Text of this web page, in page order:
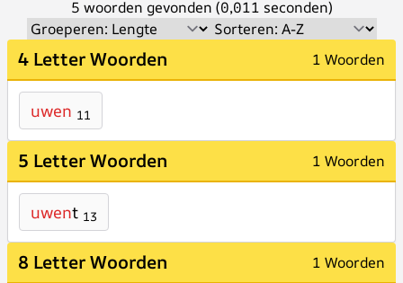
5 woorden gevonden (0,011 seconden)
4 Letter Woorden 1 Woorden
uwen 11
5 Letter Woorden 1 Woorden
uwent 13
8 Letter Woorden 1 Woorden